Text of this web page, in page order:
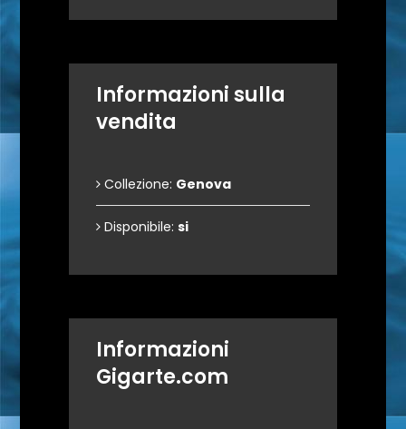
Informazioni sulla
vendita
Collezione: Genova
Disponibile: si
Informazioni
Gigarte.com